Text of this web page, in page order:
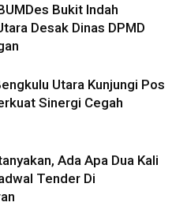
Bukit Indah
Desak Dinas DPMD
Utara Kunjungi Pos
Sinergi Cegah
Ada Apa Dua Kali
Tender Di